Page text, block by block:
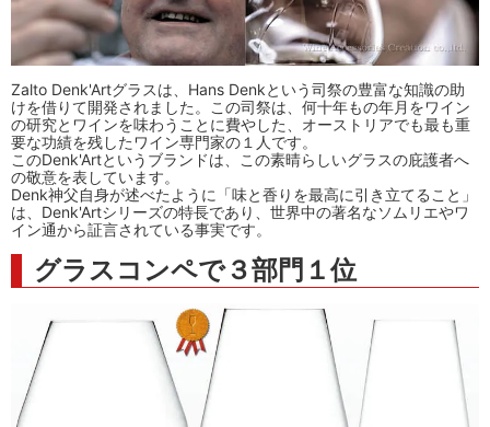
Zalto Denk'Artグラスは、Hans Denkという司祭の豊富な知識の助
けを借りて開発されました。この司祭は、何十年もの年月をワイン
の研究とワインを味わうことに費やした、オーストリアでも最も重
要な功績を残したワイン専門家の１人です。
このDenk'Artというブランドは、この素晴らしいグラスの庇護者へ
の敬意を表しています。
Denk神父自身が述べたように「味と香りを最高に引き立てること」
は、Denk'Artシリーズの特長であり、世界中の著名なソムリエやワ
イン通から証言されている事実です。
グラスコンペで３部門１位